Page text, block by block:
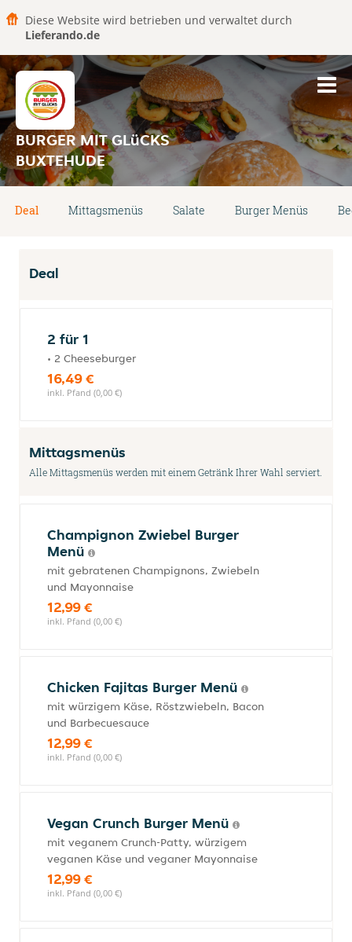
Diese Website wird betrieben und verwaltet durch
Lieferando.de
BURGER MIT GLüCKS
BUXTEHUDE
Deal Mittagsmenüs Salate Burger Menüs
Deal
2 für 1
• 2 Cheeseburger
16,49 €
inkl. Pfand (0,00 €)
Mittagsmenüs
Alle Mittagsmenüs werden mit einem Getränk Ihrer Wahl serviert.
Champignon Zwiebel Burger
Menü
mit gebratenen Champignons, Zwiebeln
und Mayonnaise
12,99 €
inkl. Pfand (0,00 €)
Chicken Fajitas Burger Menü
mit würzigem Käse, Röstzwiebeln, Bacon
und Barbecuesauce
12,99 €
inkl. Pfand (0,00 €)
Vegan Crunch Burger Menü
mit veganem Crunch-Patty, würzigem
veganen Käse und veganer Mayonnaise
12,99 €
inkl. Pfand (0,00 €)